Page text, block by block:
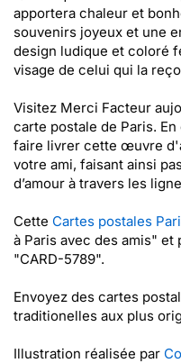
apportera chaleur et
souvenirs joyeux et une
design ludique et coloré
visage de celui qui la
Visitez Merci Facteur
carte postale de Paris.
faire livrer cette œuvre
votre ami, faisant ainsi
d’amour à travers les
Cette Cartes postales
à Paris avec des amis"
"CARD-5789".
Envoyez des cartes
traditionelles aux plus
Illustration réalisée par